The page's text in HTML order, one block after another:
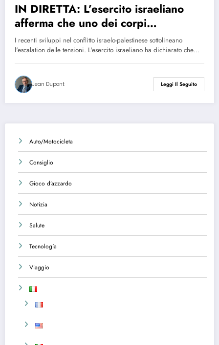
IN DIRETTA: L’esercito israeliano
afferma che uno dei corpi
consegnati da Hamas non
corrisponde a quello di Shiri Bibas,
mentre è stata confermata l’identità
degli altri tre resti.
I recenti sviluppi nel conflitto israelo-palestinese sottolineano
l'escalation delle tensioni. L'esercito israeliano ha dichiarato che…
Jean Dupont Leggi Il Seguito
Auto/Motocicleta
Consiglio
Gioco d’azzardo
Notizia
Salute
Tecnología
Viaggio